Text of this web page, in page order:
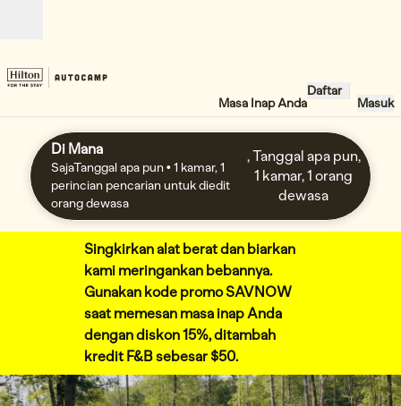
Masa Inap Anda
Daftar
Masuk
Di Mana
SajaTanggal apa pun• 1 kamar, 1
perincian pencarian untuk diedit
orang dewasa
, Tanggal apa pun,
1 kamar, 1 orang
dewasa
Singkirkan alat berat dan biarkan
kami meringankan bebannya.
Gunakan kode promo SAVNOW
saat memesan masa inap Anda
dengan diskon 15%, ditambah
kredit F&B sebesar $50.